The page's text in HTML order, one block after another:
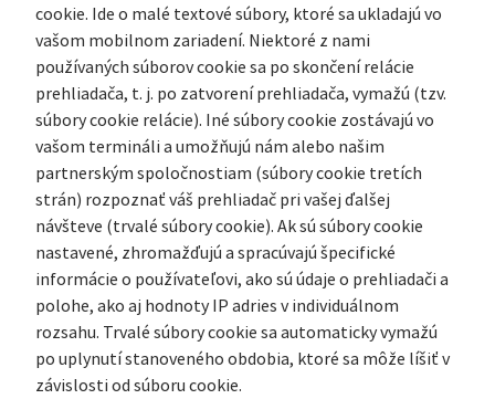
cookie. Ide o malé textové súbory, ktoré sa ukladajú vo
vašom mobilnom zariadení. Niektoré z nami
používaných súborov cookie sa po skončení relácie
prehliadača, t. j. po zatvorení prehliadača, vymažú (tzv.
súbory cookie relácie). Iné súbory cookie zostávajú vo
vašom termináli a umožňujú nám alebo našim
partnerským spoločnostiam (súbory cookie tretích
strán) rozpoznať váš prehliadač pri vašej ďalšej
návšteve (trvalé súbory cookie). Ak sú súbory cookie
nastavené, zhromažďujú a spracúvajú špecifické
informácie o používateľovi, ako sú údaje o prehliadači a
polohe, ako aj hodnoty IP adries v individuálnom
rozsahu. Trvalé súbory cookie sa automaticky vymažú
po uplynutí stanoveného obdobia, ktoré sa môže líšiť v
závislosti od súboru cookie.